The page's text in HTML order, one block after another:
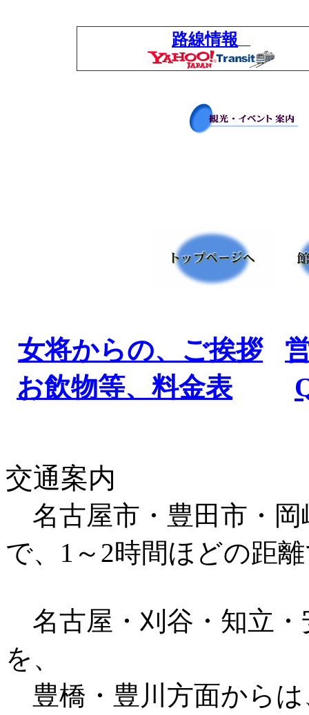
路線情報
女将からの、ご挨拶
お飲物等、料金表
交通案内
名古屋市・豊田市・岡
で、1～2時間ほどの距
名古屋・刈谷・知立・
を、
豊橋・豊川方面からは